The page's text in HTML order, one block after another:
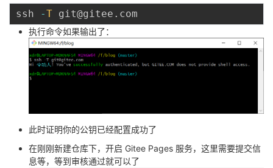
ssh -T git@gitee.com
执行命令如果输出了：
此时证明你的公钥已经配置成功了
在刚刚新建仓库下，开启 Gitee Pages 服务，这里需要提交信
息等，等到审核通过就可以了